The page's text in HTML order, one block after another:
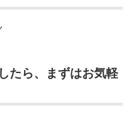
たら、まずはお気軽